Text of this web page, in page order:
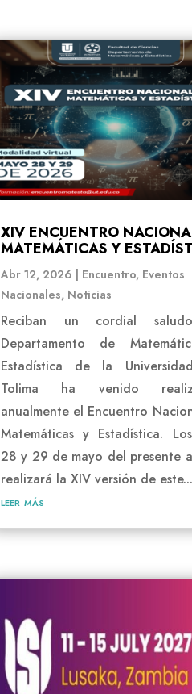
XIV ENCUENTRO
MATEMÁTICAS Y
Abr 12, 2026 | Encuentro, Eventos
Nacionales, Noticias
Reciban un cordial
Departamento de
Estadística de la
Tolima ha venido
anualmente el Encuentro
Matemáticas y Estadística.
28 y 29 de mayo del presente
realizará la XIV versión de este...
leer más